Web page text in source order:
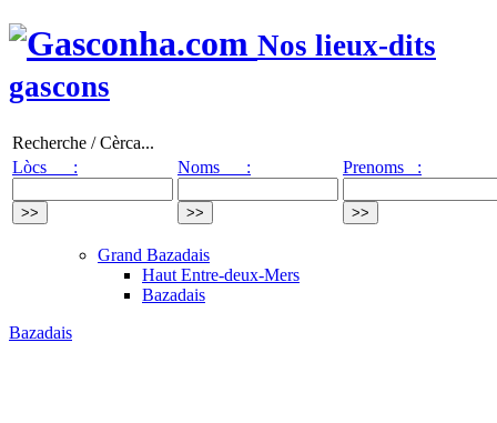
Nos lieux-dits
gascons
Recherche / Cèrca...
Lòcs :
Noms : Prenoms :
Grand Bazadais
Haut Entre-deux-Mers
Bazadais
Bazadais